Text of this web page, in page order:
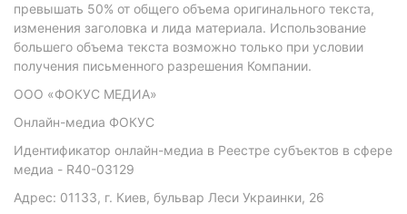
превышать 50% от общего объема оригинального текста,
изменения заголовка и лида материала. Использование
большего объема текста возможно только при условии
получения письменного разрешения Компании.
ООО «ФОКУС МЕДИА»
Онлайн-медиа ФОКУС
Идентификатор онлайн-медиа в Реестре субъектов в сфере
медиа - R40-03129
Адрес: 01133, г. Киев, бульвар Леси Украинки, 26